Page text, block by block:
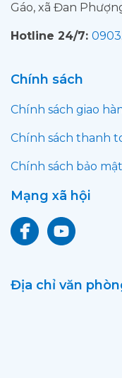
Gáo, xã Đan
Hotline 24/7:
Chính sách
Chính sách giao
Chính sách thanh
Chính sách bảo mật
Mạng xã hội
Địa chỉ văn